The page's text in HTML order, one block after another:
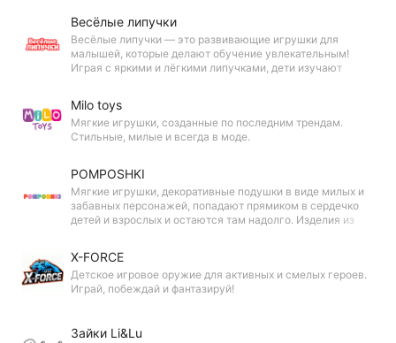
повторять за вами слова и светиться яркими огоньками.
Весёлые липучки
Весёлые липучки — это развивающие игрушки для
малышей, которые делают обучение увлекательным!
Играя с яркими и лёгкими липучками, дети изучают
маленьких!
Milo toys
Мягкие игрушки, созданные по последним трендам.
Стильные, милые и всегда в моде.
POMPOSHKI
Мягкие игрушки, декоративные подушки в виде милых и
забавных персонажей, попадают прямиком в сердечко
детей и взрослых и остаются там надолго. Изделия из
X-FORCE
Детское игровое оружие для активных и смелых героев.
Играй, побеждай и фантазируй!
Зайки Li&Lu